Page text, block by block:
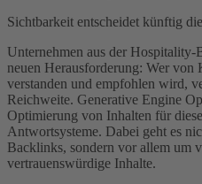
Sichtbarkeit entscheidet künftig
Unternehmen aus der Hospitality-
neuen Herausforderung: Wer von
verstanden und empfohlen wird,
Reichweite. Generative Engine
Optimierung von Inhalten für
Antwortsysteme. Dabei geht es
Backlinks, sondern vor allem um
vertrauenswürdige Inhalte.